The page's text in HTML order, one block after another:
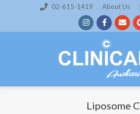
content
02-615-1419 About Us
Liposome C